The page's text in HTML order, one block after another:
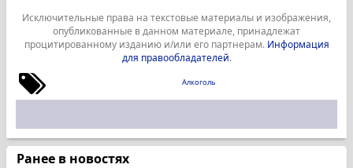
Исключительные права на текстовые материалы и изображения,
опубликованные в данном материале, принадлежат
процитированному изданию и/или его партнерам. Информация
для правообладателей.
Алкоголь
Ранее в новостях